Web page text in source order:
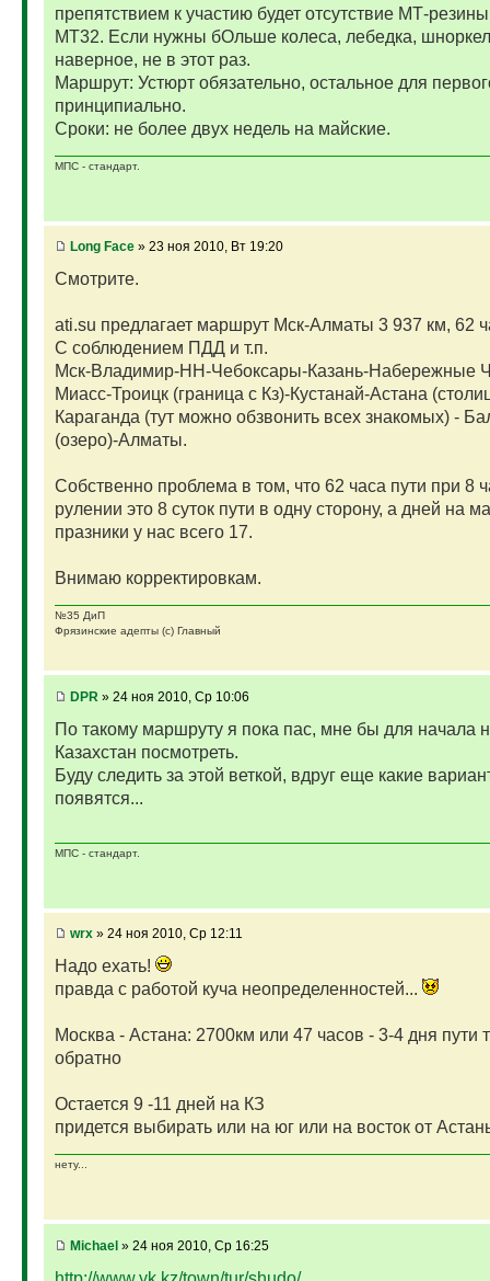
препятствием к участию будет отсутствие МТ-
МТ32. Если нужны бОльше колеса, лебедка,
наверное, не в этот раз.
Маршрут: Устюрт обязательно, остальное для
принципиально.
Сроки: не более двух недель на майские.
МПС - стандарт.
Long Face» 23 ноя 2010, Вт 19:20
Cмотрите.
ati.su предлагает маршрут Мск-Алматы 3 937 км, 62
С соблюдением ПДД и т.п.
Мск-Владимир-НН-Чебоксары-Казань-Набережные
Миасс-Троицк (граница с Кз)-Кустанай-Астана
Караганда (тут можно обзвонить всех знакомых) -
(озеро)-Алматы.
Собственно проблема в том, что 62 часа пути при 8
рулении это 8 суток пути в одну сторону, а дней на
празники у нас всего 17.
Внимаю корректировкам.
№35 ДиП
Фрязинские адепты (с) Главный
DPR » 24 ноя 2010, Ср 10:06
По такому маршруту я пока пас, мне бы для начала
Казахстан посмотреть.
Буду следить за этой веткой, вдруг еще какие
появятся...
МПС - стандарт.
wrx» 24 ноя 2010, Ср 12:11
Надо ехать!
правда с работой куча неопределенностей...
Москва - Астана: 2700км или 47 часов - 3-4 дня пути
обратно
Остается 9 -11 дней на КЗ
придется выбирать или на юг или на восток от
нету...
Michael» 24 ноя 2010, Ср 16:25